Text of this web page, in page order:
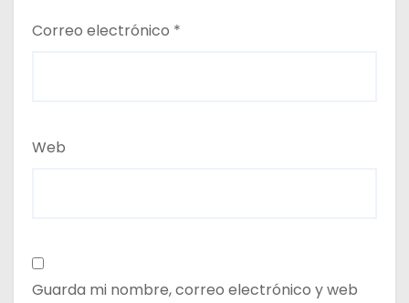
Correo electrónico *
Web
Guarda mi nombre, correo electrónico y web